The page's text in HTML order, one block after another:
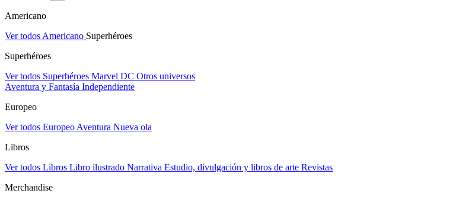
Americano
Ver todos Americano Superhéroes
Superhéroes
Ver todos Superhéroes Marvel DC Otros universos
Aventura y Fantasía Independiente
Europeo
Ver todos Europeo Aventura Nueva ola
Libros
Ver todos Libros Libro ilustrado Narrativa Estudio, divulgación y libros de arte Revistas
Merchandise